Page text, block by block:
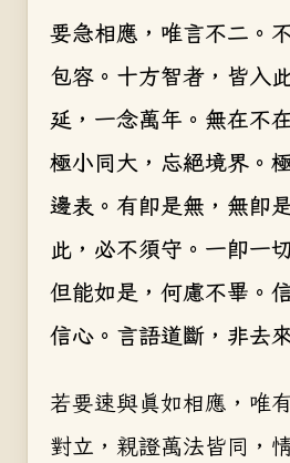
要急相應，唯言不二。
包容。十方智者，皆入
延，一念萬年。無在不
極小同大，忘絕境界。
邊表。有即是無，無即
此，必不須守。一即一
但能如是，何慮不畢。
信心。言語道斷，非去
若要速與真如相應，唯
對立，親證萬法皆同，